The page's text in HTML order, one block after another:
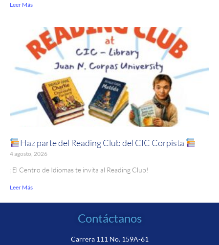
Leer Más
Haz parte del Reading Club del CIC Corpista
4 agosto, 2026
¡El Centro de Idiomas te invita al Reading Club!
Leer Más
Contáctanos
Carrera 111 No. 159A-61